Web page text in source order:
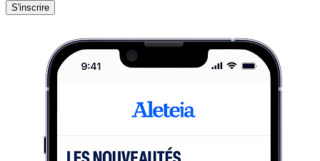
S'inscrire